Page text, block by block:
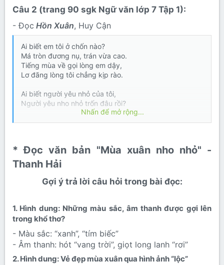
Câu 2 (trang 90 sgk Ngữ văn lớp 7 Tập 1):​
- Đọc Hồn Xuân, Huy Cận
Ai biết em tôi ở chốn nào?
Má tròn đương nụ, trán vừa cao.
Tiếng mùa về gọi lòng em dậy,
Lơ đãng lòng tôi chẳng kịp rào.
Ai biết người yêu nhỏ của tôi,
Người yêu nho nhỏ trốn đâu rồi?
Bảo giùm với nhé, em tôi đó,
Miệng cười bừng nở hàm răng lựu,
Sáng cả trời xanh mấy dặm đường.
Anh khắp rừng cao xuống lũng sâu,
Tìm em, đi hái lộc xuân đầu.
Em đẹp son ngời như cổ lâu.
Đua theo xuân nở rộn trăm cành.
Ý mùa cũng rộn trong thân mới,
Tóc rủ bờ tơ sợi liễu mành.
Nhấn để mở rộng...
* Đọc văn bản "Mùa xuân nho nhỏ" -
Thanh Hải​
Gợi ý trả lời câu hỏi trong bài đọc:​
1. Hình dung: Những màu sắc, âm thanh được gợi lên
trong khổ thơ?​
- Màu sắc: “xanh”, “tím biếc”
- Âm thanh: hót “vang trời”, giọt long lanh “rơi”
2. Hình dung: Vẻ đẹp mùa xuân qua hình ảnh “lộc”​